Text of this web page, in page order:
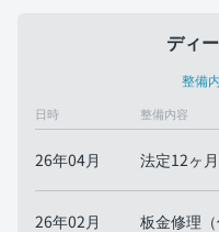
ディ
整備
日時 整備内容
26年04月 法定12ヶ
26年02月
板金修理